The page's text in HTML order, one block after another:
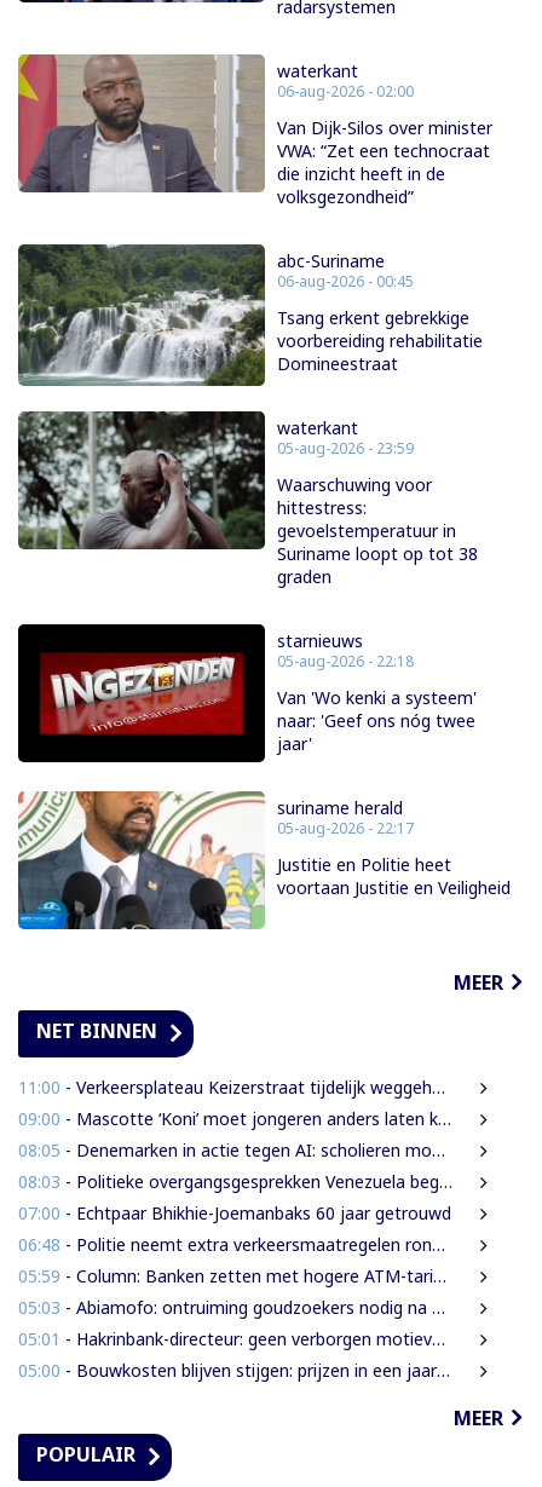
radarsystemen
waterkant
06-aug-2026 - 02:00
Van Dijk-Silos over minister
VWA: “Zet een technocraat
die inzicht heeft in de
volksgezondheid”
abc-Suriname
06-aug-2026 - 00:45
Tsang erkent gebrekkige
voorbereiding rehabilitatie
Domineestraat
waterkant
05-aug-2026 - 23:59
Waarschuwing voor
hittestress:
gevoelstemperatuur in
Suriname loopt op tot 38
graden
starnieuws
05-aug-2026 - 22:18
Van 'Wo kenki a systeem'
naar: 'Geef ons nóg twee
jaar'
suriname herald
05-aug-2026 - 22:17
Justitie en Politie heet
voortaan Justitie en Veiligheid
MEER
NET BINNEN
11:00 - Verkeersplateau Keizerstraat tijdelijk weggehaald vanwege chaos rond Domineestraat
09:00 - Mascotte ‘Koni’ moet jongeren anders laten kijken naar Surinaamse houtsector
08:05 - Denemarken in actie tegen AI: scholieren moeten extra mondelinge examens doen
08:03 - Politieke overgangsgesprekken Venezuela beginnen zonder Machado
07:00 - Echtpaar Bhikhie-Joemanbaks 60 jaar getrouwd
06:48 - Politie neemt extra verkeersmaatregelen rond afgesloten Domineestraat
05:59 - Column: Banken zetten met hogere ATM-tarieven digitale economie op achterstand
05:03 - Abiamofo: ontruiming goudzoekers nodig na dodelijke risico’s in Moeroekreek en 21 Bergi
05:01 - Hakrinbank-directeur: geen verborgen motieven bij verkoop DSB-belang
05:00 - Bouwkosten blijven stijgen: prijzen in een jaar tijd gemiddeld 7,3% hoger
MEER
POPULAIR